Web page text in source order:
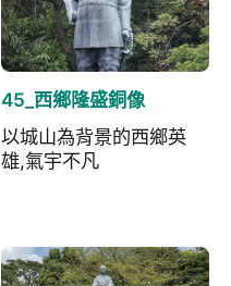
45_西鄉隆盛銅像
以城山為背景的西鄉英
雄,氣宇不凡